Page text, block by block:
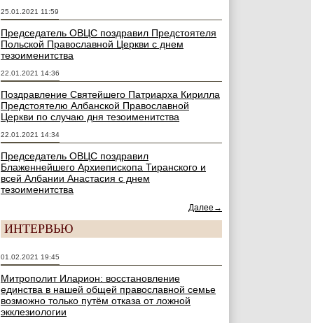
25.01.2021 11:59
Председатель ОВЦС поздравил Предстоятеля
Польской Православной Церкви с днем
тезоименитства
22.01.2021 14:36
Поздравление Святейшего Патриарха Кирилла
Предстоятелю Албанской Православной
Церкви по случаю дня тезоименитства
22.01.2021 14:34
Председатель ОВЦС поздравил
Блаженнейшего Архиепископа Тиранского и
всей Албании Анастасия с днем
тезоименитства
Далее→
ИНТЕРВЬЮ
01.02.2021 19:45
Митрополит Иларион: восстановление
единства в нашей общей православной семье
возможно только путём отказа от ложной
экклезиологии